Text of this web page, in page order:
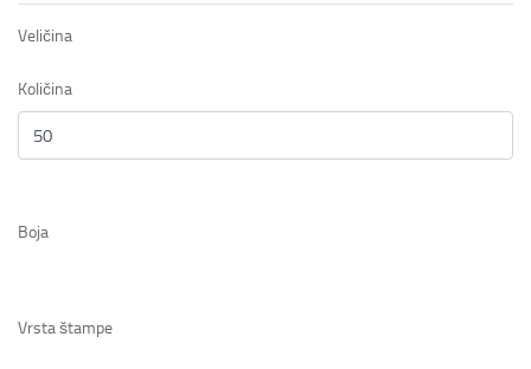
Veličina
Količina
Boja
Vrsta štampe